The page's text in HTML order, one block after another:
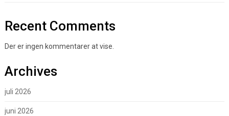
Recent Comments
Der er ingen kommentarer at vise.
Archives
juli 2026
juni 2026